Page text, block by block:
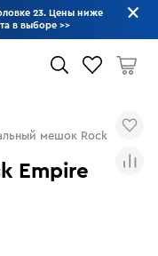
23. Цены ниже
в выборе >>
Empire
мешок Rock